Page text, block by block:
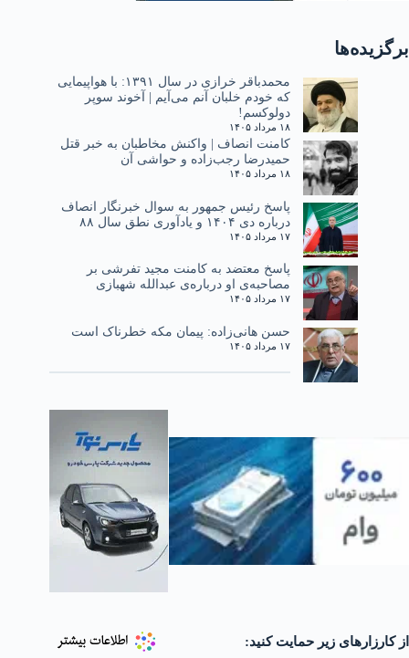
برگزیده‌ها
محمدباقر خرازی در سال ۱۳۹۱: با هواپیمایی
که خودم خلبان آنم می‌آیم | آخوند سوپر
دولوکسم!
۱۸ مرداد ۱۴۰۵
کامنت انصاف | واکنش مخاطبان به خبر قتل
حمیدرضا رجب‌زاده و حواشی آن
۱۸ مرداد ۱۴۰۵
پاسخ رئیس جمهور به سوال خبرنگار انصاف
درباره دی ۱۴۰۴ و یادآوری نطق سال ۸۸
۱۷ مرداد ۱۴۰۵
پاسخ معتضد به کامنت مجید تفرشی بر
مصاحبه‌ی او درباره‌ی عبدالله شهبازی
۱۷ مرداد ۱۴۰۵
حسن هانی‌زاده: پیمان مکه خطرناک است
۱۷ مرداد ۱۴۰۵
از کارزارهای زیر حمایت کنید: